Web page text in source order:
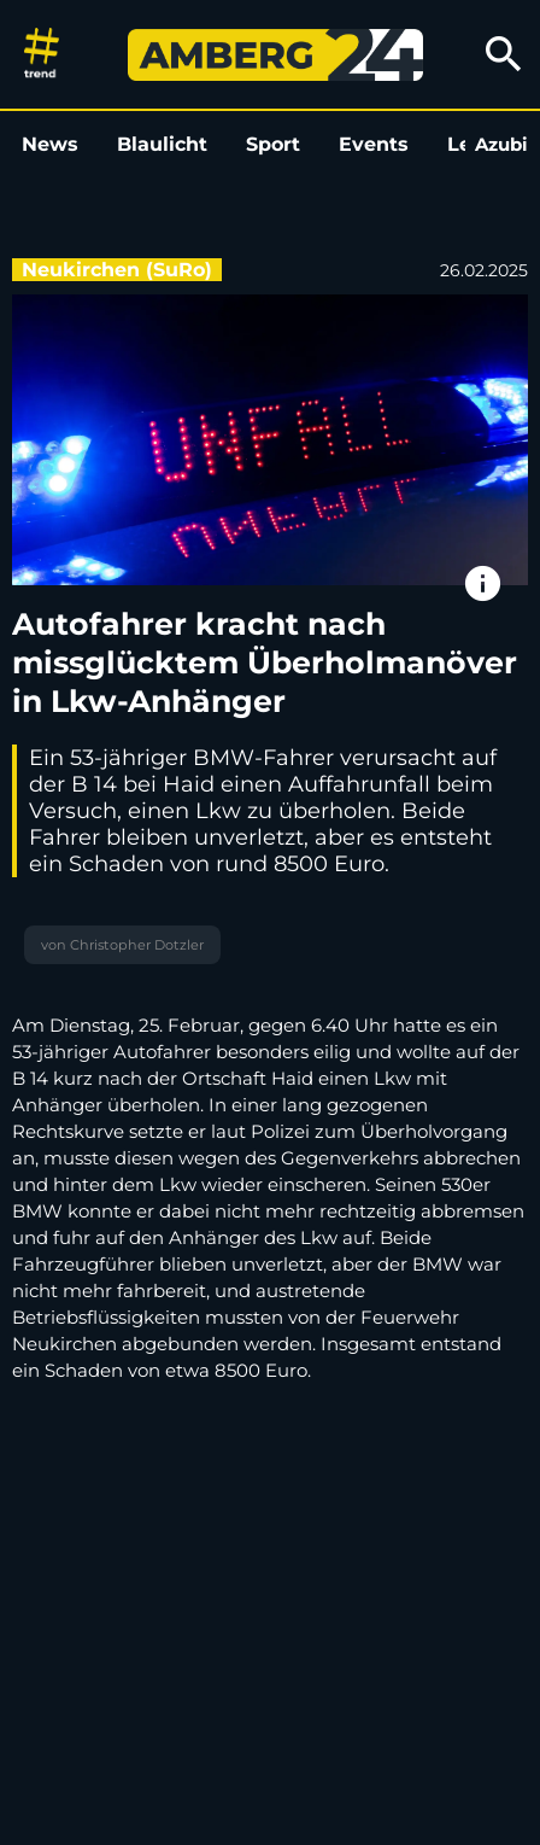
Autofahrer kracht nach
search
News Blaulicht Sport Events LeoAzubi
Neukirchen (SuRo) 26.02.2025
info
Autofahrer kracht nach
missglücktem Überholmanöver
in Lkw-Anhänger
Ein 53-jähriger BMW-Fahrer verursacht auf
der B 14 bei Haid einen Auffahrunfall beim
Versuch, einen Lkw zu überholen. Beide
Fahrer bleiben unverletzt, aber es entsteht
ein Schaden von rund 8500 Euro.
von Christopher Dotzler
Am Dienstag, 25. Februar, gegen 6.40 Uhr hatte es ein
53-jähriger Autofahrer besonders eilig und wollte auf der
B 14 kurz nach der Ortschaft Haid einen Lkw mit
Anhänger überholen. In einer lang gezogenen
Rechtskurve setzte er laut Polizei zum Überholvorgang
an, musste diesen wegen des Gegenverkehrs abbrechen
und hinter dem Lkw wieder einscheren. Seinen 530er
BMW konnte er dabei nicht mehr rechtzeitig abbremsen
und fuhr auf den Anhänger des Lkw auf. Beide
Fahrzeugführer blieben unverletzt, aber der BMW war
nicht mehr fahrbereit, und austretende
Betriebsflüssigkeiten mussten von der Feuerwehr
Neukirchen abgebunden werden. Insgesamt entstand
ein Schaden von etwa 8500 Euro.